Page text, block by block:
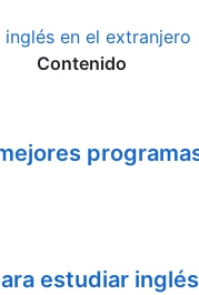
en el extranjero
Contenido
estudiar